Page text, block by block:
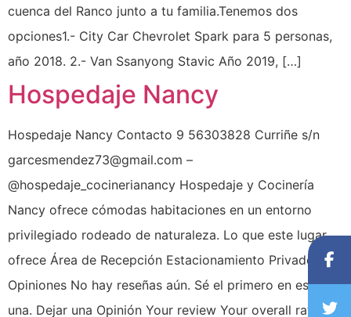
cuenca del Ranco junto a tu familia.Tenemos dos
opciones1.- City Car Chevrolet Spark para 5 personas,
año 2018. 2.- Van Ssanyong Stavic Año 2019, […]
Hospedaje Nancy
Hospedaje Nancy Contacto 9 56303828 Curriñe s/n
garcesmendez73@gmail.com –
@hospedaje_cocinerianancy Hospedaje y Cocinería
Nancy ofrece cómodas habitaciones en un entorno
privilegiado rodeado de naturaleza. Lo que este lugar
ofrece Área de Recepción Estacionamiento Privado
Opiniones No hay reseñas aún. Sé el primero en escribir
una. Dejar una Opinión Your review Your overall rating